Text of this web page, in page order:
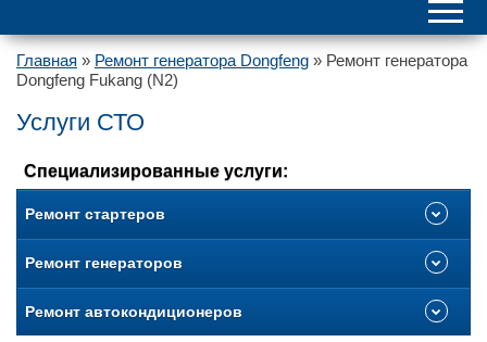
Главная » Ремонт генератора Dongfeng » Ремонт генератора
Dongfeng Fukang (N2)
Услуги СТО
Специализированные услуги:
Ремонт стартеров
Ремонт генераторов
Ремонт автокондиционеров